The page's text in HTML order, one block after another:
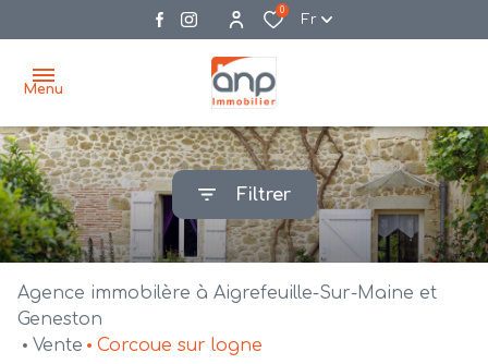
0
Fr
Menu
accueil
acheter
biens
vente
bien
nos
agences
Filtrer
Agence immobilère à Aigrefeuille-Sur-Maine et
Geneston
Vente
Corcoue sur logne